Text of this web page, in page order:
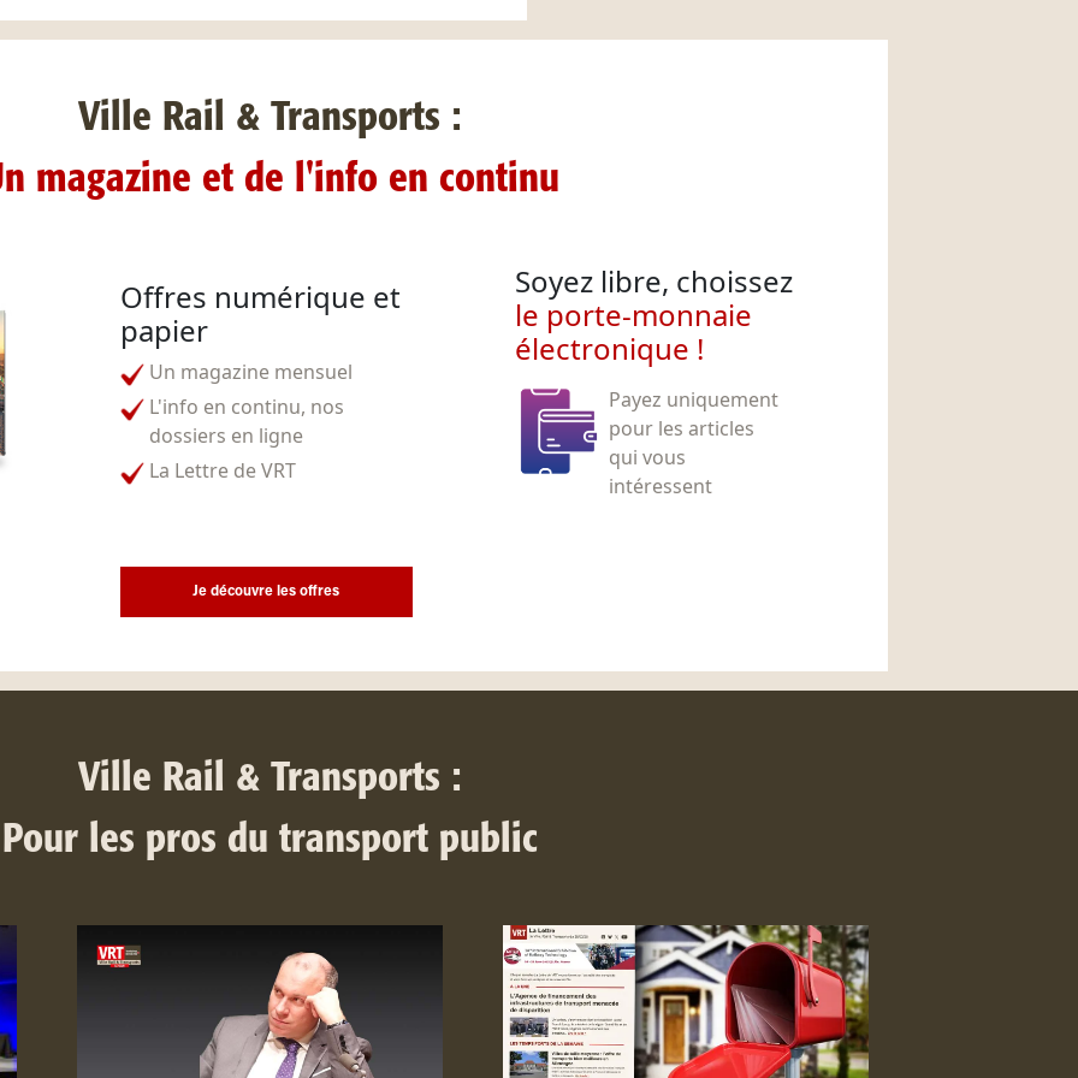
Ville Rail & Transports :
magazine et de l'info en continu
Offres numérique et
papier
Un magazine mensuel
L'info en continu, nos
dossiers en ligne
La Lettre de VRT
Soyez libre, choissez
le porte-monnaie
électronique !
Payez uniquement
pour les articles
qui vous
intéressent
Je découvre les offres
Ville Rail & Transports :
Pour les pros du transport public